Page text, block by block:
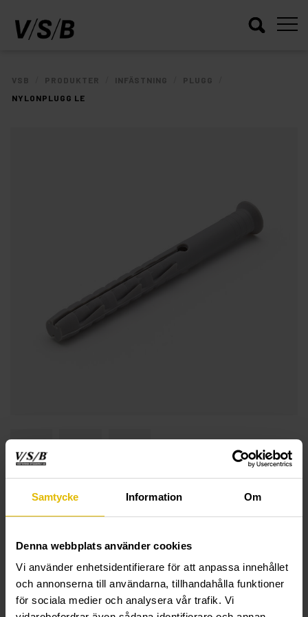
Samtycke Information Om
Denna webbplats använder cookies
Vi använder enhetsidentifierare för att anpassa innehållet
och annonserna till användarna, tillhandahålla funktioner
för sociala medier och analysera vår trafik. Vi
VSB PRODUKTER INFÄSTNING PLUGG
NYLONPLUGG LE